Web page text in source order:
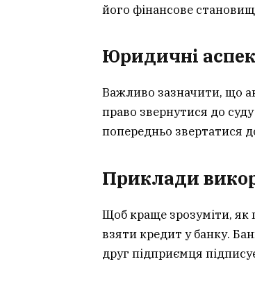
його фінансове
Юридичні
Важливо зазначити, що
право звернутися до
попередньо звертатися
Приклади
Щоб краще зрозуміти, як
взяти кредит у банку.
друг підприємця